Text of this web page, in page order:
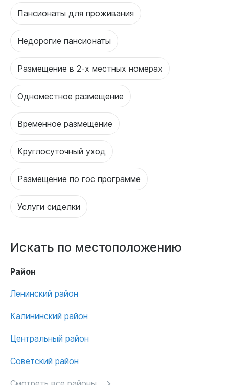
Пансионаты для проживания
Недорогие пансионаты
Размещение в 2-х местных номерах
Одноместное размещение
Временное размещение
Круглосуточный уход
Размещение по гос программе
Услуги сиделки
Искать по местоположению
Район
Ленинский район
Калининский район
Центральный район
Советский район